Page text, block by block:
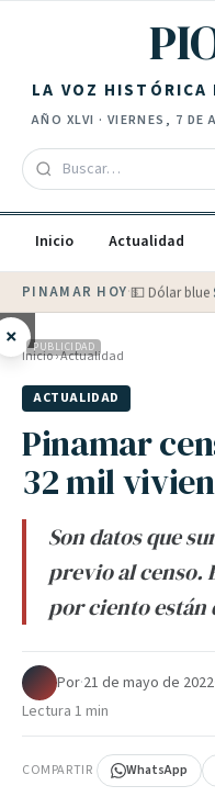
LA VOZ HISTÓRICA
AÑO XLVI · VIERNES, 7 DE
Inicio Actualidad
PINAMAR HOY·💵 Dólar blue
× PUBLICIDAD
Inicio›Actualidad
ACTUALIDAD
Pinamar
32 mil
Son datos que
previo al censo.
por ciento están
Por·21 de mayo de 2022
Lectura 1 min
COMPARTIR WhatsApp